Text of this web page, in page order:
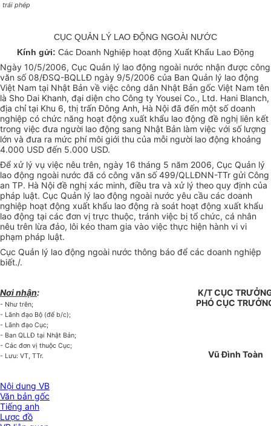
trái phép
CỤC QUẢN LÝ LAO ĐỘNG NGOÀI NƯỚC
Kính gửi: Các Doanh Nghiệp hoạt động Xuất Khẩu Lao Động
Ngày 10/5/2006, Cục Quản lý lao động ngoài nước nhận được công
văn số 08/ĐSQ-BQLLĐ ngày 9/5/2006 của Ban Quản lý lao động
Việt Nam tại Nhật Bản về việc công dân Nhật Bản gốc Việt Nam tên
là Sho Dai Khanh, đại diện cho Công ty Yousei Co., Ltd. Hani Blanch,
địa chỉ tại Khu 6, thị trấn Đông Anh, Hà Nội đã đến một số doanh
nghiệp có chức năng hoạt động xuất khẩu lao động đề nghị liên kết
trong việc đưa người lao động sang Nhật Bản làm việc với số lượng
lớn và đưa ra mức phí môi giới thu của mỗi người lao động khoảng
4.000 USD đến 5.000 USD.
Để xử lý vụ việc nêu trên, ngày 16 tháng 5 năm 2006, Cục Quản lý
lao động ngoài nước đã có công văn số 499/QLLĐNN-TTr gửi Công
an TP. Hà Nội đề nghị xác minh, điều tra và xử lý theo quy định của
pháp luật. Cục Quản lý lao động ngoài nước yêu cầu các doanh
nghiệp hoạt động xuất khẩu lao động rà soát hoạt động xuất khẩu
lao động tại các đơn vị trực thuộc, tránh việc bị tổ chức, cá nhân
nêu trên lừa đảo, lôi kéo tham gia vào việc thực hiện hành vi vi
phạm pháp luật.
Cục Quản lý lao động ngoài nước thông báo để các doanh nghiệp
biết./.
Nơi nhận:
- Như trên;
- Lãnh đạo Bộ (để b/c);
- Lãnh đạo Cục;
- Ban QLLĐ tại Nhật Bản;
- Các đơn vị thuộc Cục;
- Lưu: VT, TTr.
K/T CỤC
PHÓ CỤC
Vũ Đình Toàn
Nội dung VB
Văn bản gốc
Tiếng anh
Lược đồ